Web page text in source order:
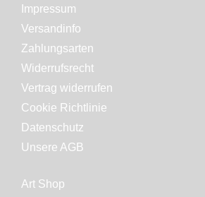
Impressum
Versandinfo
Zahlungsarten
Widerrufsrecht
Vertrag widerrufen
Cookie Richtlinie
Datenschutz
Unsere AGB
Art Shop